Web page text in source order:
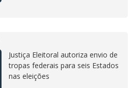
Justiça Eleitoral autoriza envio de
tropas federais para seis Estados
nas eleições